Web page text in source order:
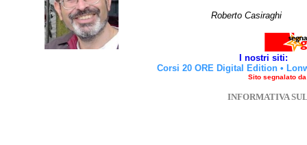
Roberto
I nostri siti:
Corsi 20 ORE Digital Edition •
Sito segnalato
INFORMATIVA